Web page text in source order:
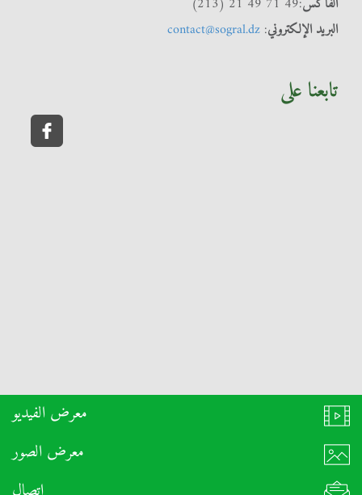
البريد الإلكتروني:
contact@sogral.dz
تابعنا على
معرض الفيديو
معرض الصور